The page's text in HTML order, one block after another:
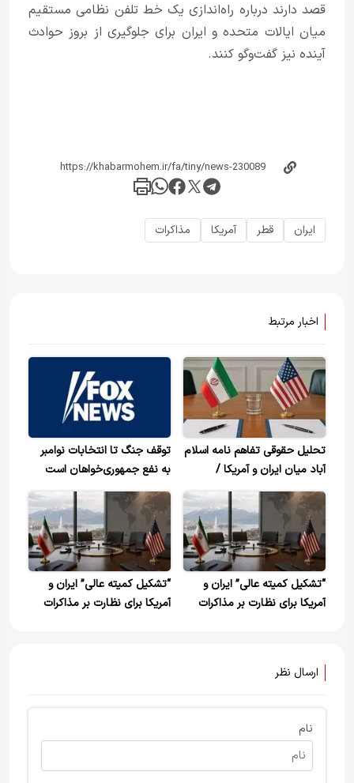
قصد دارند درباره راه‌اندازی یک خط تلفن نظامی مستقیم
میان ایالات متحده و ایران برای جلوگیری از بروز حوادث
آینده نیز گفت‌وگو کنند.
ایران قطر آمریکا مذاکرات
اخبار مرتبط
تحلیل حقوقی تفاهم نامه اسلام
آباد میان ایران و آمریکا /
دستاوردهای راهبردی ایران در
توافق چه بود؟
توقف جنگ تا انتخابات نوامبر
به نفع جمهوری‌خواهان است
“تشکیل کمیته عالی” ایران و
آمریکا برای نظارت بر مذاکرات
“تشکیل کمیته عالی” ایران و
آمریکا برای نظارت بر مذاکرات
ارسال نظر
نام